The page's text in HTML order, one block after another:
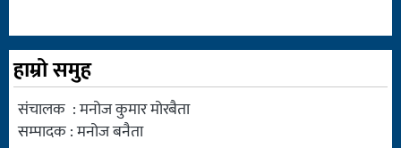
हाम्रो समुह
संचालक : मनोज कुमार मोरबैता
सम्पादक : मनोज बनैता